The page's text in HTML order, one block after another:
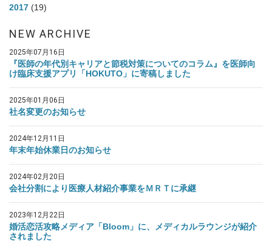
2017 (19)
NEW ARCHIVE
2025年07月16日
『医師の年代別キャリアと節税対策についてのコラム』を医師向
け臨床支援アプリ「HOKUTO」に寄稿しました
2025年01月06日
社名変更のお知らせ
2024年12月11日
年末年始休業日のお知らせ
2024年02月20日
会社分割により医療人材紹介事業をＭＲＴに承継
2023年12月22日
婚活恋活攻略メディア「Bloom」に、メディカルラウンジが紹介
されました